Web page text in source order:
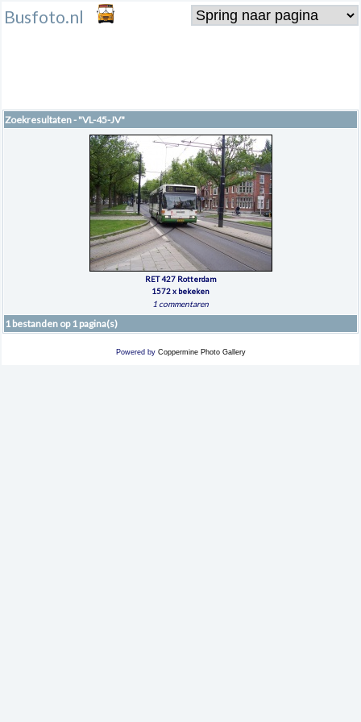
Busfoto.nl
Zoekresultaten - "VL-45-JV"
RET 427 Rotterdam
1572 x bekeken
1 commentaren
1 bestanden op 1 pagina(s)
Powered by Coppermine Photo Gallery